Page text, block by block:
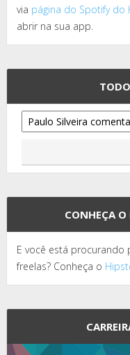
via página do Spotify do
abrir na sua app.
CONHEÇA O
E você está procurando
freelas? Conheça o